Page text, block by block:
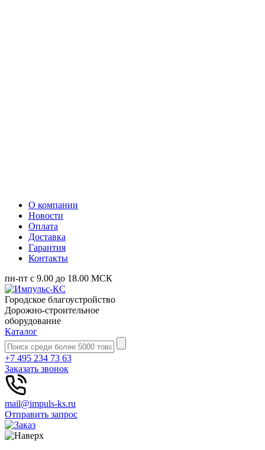
О компании
Новости
Оплата
Доставка
Гарантия
Контакты
пн-пт с 9.00 до 18.00 МСК
Городское благоустройство
Дорожно-строительное
оборудование
Каталог
+7 495 234 73 63
Заказать звонок
mail@impuls-ks.ru
Отправить запрос